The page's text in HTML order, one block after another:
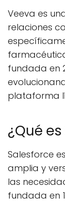
Veeva es
relaciones
fundada en
plataforma
¿Qué
Salesforce
amplia y
las
fundada en